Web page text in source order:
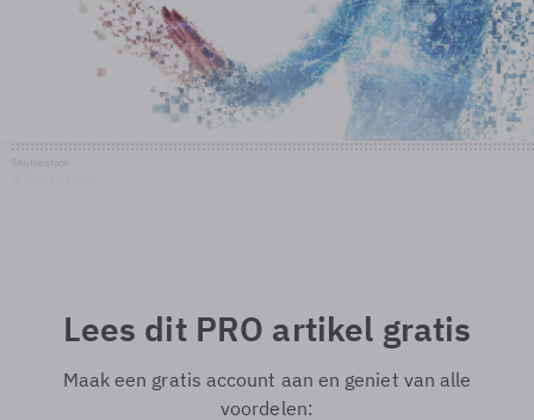
Lees dit PRO artikel gratis
Maak een gratis account aan en geniet van alle
voordelen: